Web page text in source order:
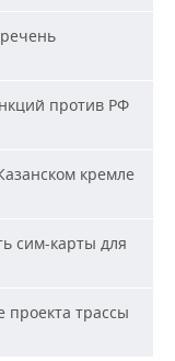
против РФ
кремле
сим-карты для
проекта трассы